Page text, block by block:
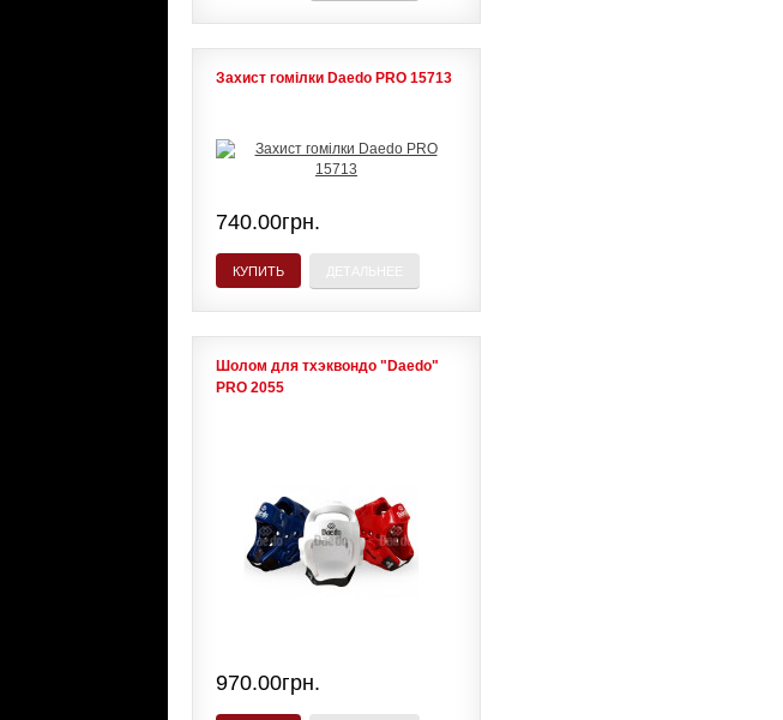
Захист гомілки Daedo PRO 15713
740.00грн.
КУПИТЬ
Шолом для тхэквондо "Daedo"
PRO 2055
970.00грн.